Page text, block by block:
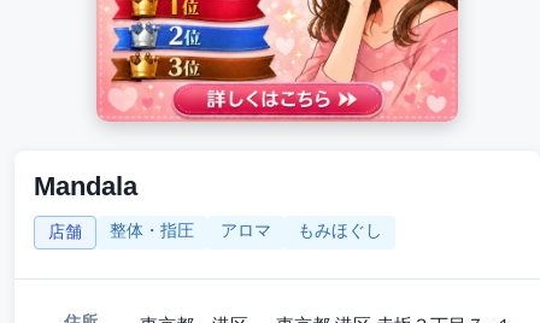
Mandala
店舗 整体・指圧 アロマ もみほぐし